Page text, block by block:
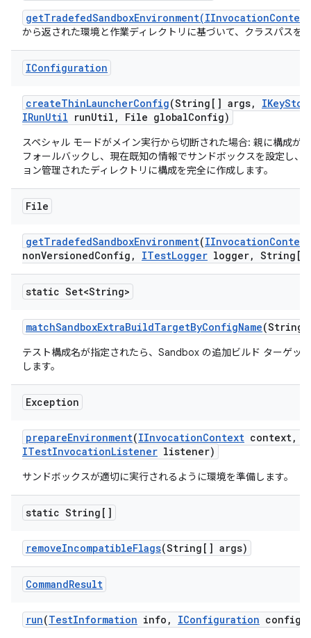
から返された環境と作業ディレクトリに基づいて、クラスパスを
IConfiguration
createThinLauncherConfig(String[] args, IKey
IRunUtil runUtil , File globalConfig)
スペシャル モードがメイン実行から切断された場合: 親に構成が
フォールバックし、現在既知の情報でサンドボックスを設定し、
ョン管理されたディレクトリに構成を完全に作成します。
File
getTradefedSandboxEnvironment(IInvocationContext
nonVersionedConfig , ITestLogger logger, String[]
static Set<String>
matchSandboxExtraBuildTargetByConfigName(String
テスト構成名が指定されたら、Sandbox の追加ビルド ターゲッ
します。
Exception
prepareEnvironment(IInvocationContext context,
ITestInvocationListener listener)
サンドボックスが適切に実行されるように環境を準備します。
static String[]
removeIncompatibleFlags(String[] args)
CommandResult
run(TestInformation info , IConfiguration config